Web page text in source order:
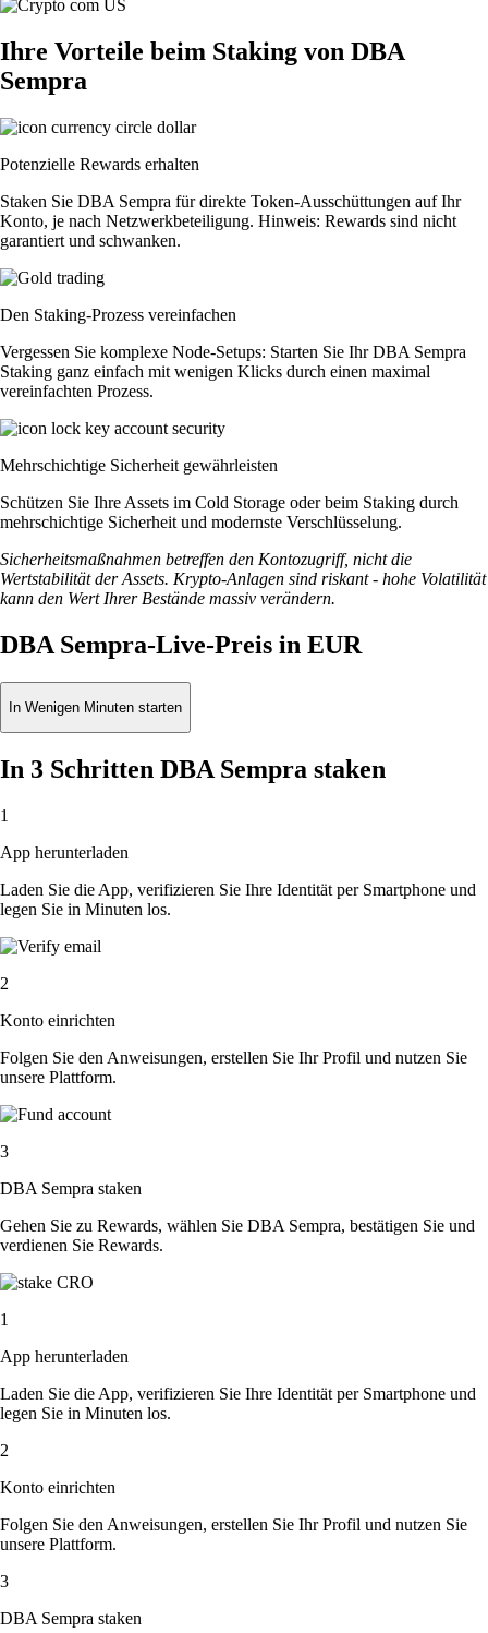
Ihre Vorteile beim Staking von DBA
Sempra
Potenzielle Rewards erhalten
Staken Sie DBA Sempra für direkte Token-Ausschüttungen auf Ihr
Konto, je nach Netzwerkbeteiligung. Hinweis: Rewards sind nicht
garantiert und schwanken.
Den Staking-Prozess vereinfachen
Vergessen Sie komplexe Node-Setups: Starten Sie Ihr DBA Sempra
Staking ganz einfach mit wenigen Klicks durch einen maximal
vereinfachten Prozess.
Mehrschichtige Sicherheit gewährleisten
Schützen Sie Ihre Assets im Cold Storage oder beim Staking durch
mehrschichtige Sicherheit und modernste Verschlüsselung.
Sicherheitsmaßnahmen betreffen den Kontozugriff, nicht die
Wertstabilität der Assets. Krypto-Anlagen sind riskant - hohe Volatilität
kann den Wert Ihrer Bestände massiv verändern.
DBA Sempra-Live-Preis in EUR
In Wenigen Minuten starten
In 3 Schritten DBA Sempra staken
1
App herunterladen
Laden Sie die App, verifizieren Sie Ihre Identität per Smartphone und
legen Sie in Minuten los.
2
Konto einrichten
Folgen Sie den Anweisungen, erstellen Sie Ihr Profil und nutzen Sie
unsere Plattform.
3
DBA Sempra staken
Gehen Sie zu Rewards, wählen Sie DBA Sempra, bestätigen Sie und
verdienen Sie Rewards.
1
App herunterladen
Laden Sie die App, verifizieren Sie Ihre Identität per Smartphone und
legen Sie in Minuten los.
2
Konto einrichten
Folgen Sie den Anweisungen, erstellen Sie Ihr Profil und nutzen Sie
unsere Plattform.
3
DBA Sempra staken